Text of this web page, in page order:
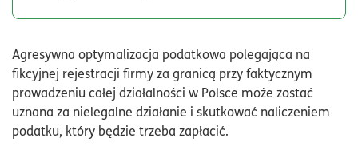
Agresywna optymalizacja podatkowa polegająca na
fikcyjnej rejestracji firmy za granicą przy faktycznym
prowadzeniu całej działalności w Polsce może zostać
uznana za nielegalne działanie i skutkować naliczeniem
podatku, który będzie trzeba zapłacić.